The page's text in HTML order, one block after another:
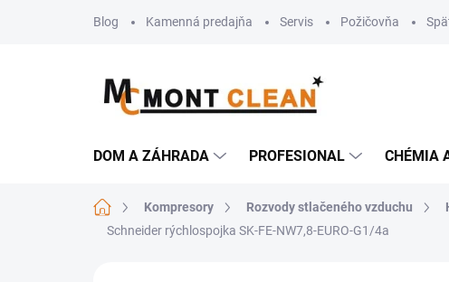
Blog Kamenná predajňa Servis Požičovňa
DOM A ZÁHRADA PROFESIONAL CHÉMIA
DomovKompresory Rozvody stlačeného vzduchu
Schneider rýchlospojka SK-FE-NW7,8-EURO-G1/4a